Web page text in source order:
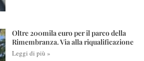
Oltre 200mila euro per il parco della
Rimembranza. Via alla riqualificazione
Leggi di più »